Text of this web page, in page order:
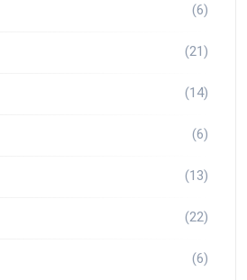
(6)
(21)
(14)
(6)
(13)
(22)
(6)